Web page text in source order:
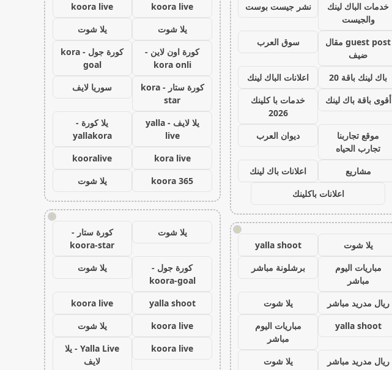
خدمات الباك لينك
والجيست
نشر جيست بوست
guest post مقال
ضيف
سوق العرب
باك لينك باقة 20
اعلانات الباك لينك
أقوى باقة باك لينك
خدمات با كلينك
2026
موقع تجاربنا
تجارب الحياه
ديوان العرب
مشاريع
اعلانات باك لينك
اعلانات باكلينك
!
يلا شوت
yalla shoot
مباريات اليوم
مباشر
برشلونة مباشر
ريال مدريد مباشر
يلا شوت
yalla shoot
مباريات اليوم
مباشر
ريال مدريد مباشر
يلا شوت
koora live
koora live
يلا شوت
يلا شوت
كورة اون لاين -
kora onli
كورة جول - kora
goal
كورة ستار - kora
star
سوريا لايف
يلا لايف - yalla
live
يلا كورة -
yallakora
kora live
kooralive
koora 365
يلا شوت
!
يلا شوت
كورة ستار -
koora-star
كورة جول -
koora-goal
يلا شوت
yalla shoot
koora live
koora live
يلا شوت
koora live
Yalla Live - يلا
لايف